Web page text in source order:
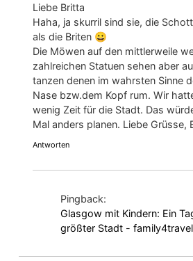
Liebe Britta
Haha, ja skurril sind sie, die
als die Briten 😀
Die Möwen auf den mittlerweile
zahlreichen Statuen sehen aber
tanzen denen im wahrsten Sinne
Nase bzw.dem Kopf rum. Wir
wenig Zeit für die Stadt. Das
Mal anders planen. Liebe Grüsse,
Antworten
Pingback:
Glasgow mit Kindern: Ein
größter Stadt - family4travel